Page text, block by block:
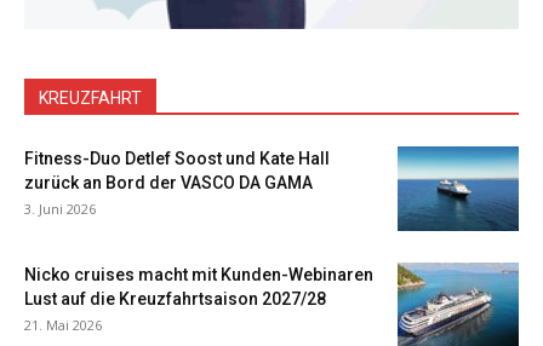
KREUZFAHRT
Fitness-Duo Detlef Soost und Kate Hall
zurück an Bord der VASCO DA GAMA
3. Juni 2026
Nicko cruises macht mit Kunden-Webinaren
Lust auf die Kreuzfahrtsaison 2027/28
21. Mai 2026